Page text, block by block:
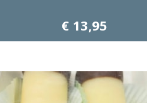
€ 13,95